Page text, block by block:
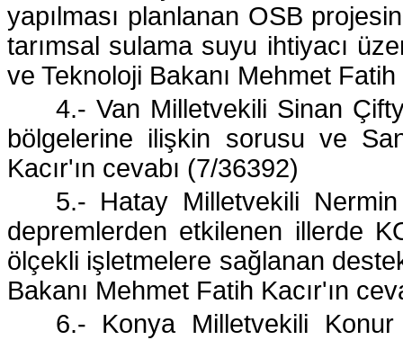
yapılması planlanan OSB
tarımsal sulama suyu ihtiyacı
ve Teknoloji Bakanı Mehmet Fatih
4.- Van Milletvekili Sinan
bölgelerine ilişkin sorusu ve
Kacır'ın cevabı (7/36392)
5.- Hatay Milletvekili
depremlerden etkilenen illerde
ölçekli işletmelere sağlanan
Bakanı Mehmet Fatih Kacır'ın
6.- Konya Milletvekili